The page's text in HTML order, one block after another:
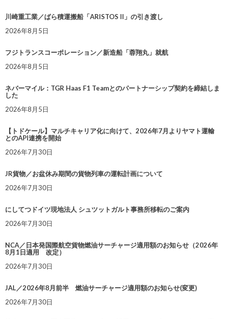
川崎重工業／ばら積運搬船「ARISTOS II」の引き渡し
2026年8月5日
フジトランスコーポレーション／新造船「蓉翔丸」就航
2026年8月5日
ネバーマイル：TGR Haas F1 Teamとのパートナーシップ契約を締結しま
した
2026年8月5日
【トドケール】マルチキャリア化に向けて、2026年7月よりヤマト運輸
とのAPI連携を開始
2026年7月30日
JR貨物／お盆休み期間の貨物列車の運転計画について
2026年7月30日
にしてつドイツ現地法人 シュツットガルト事務所移転のご案内
2026年7月30日
NCA／日本発国際航空貨物燃油サーチャージ適用額のお知らせ（2026年
8月1日適用 改定）
2026年7月30日
JAL／2026年8月前半 燃油サーチャージ適用額のお知らせ(変更)
2026年7月30日